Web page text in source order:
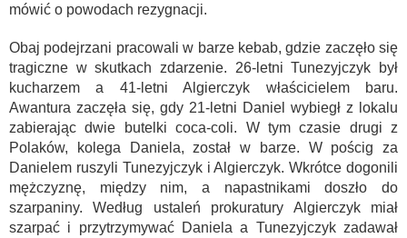
mówić o powodach rezygnacji.
Obaj podejrzani pracowali w barze kebab, gdzie zaczęło się
tragiczne w skutkach zdarzenie. 26-letni Tunezyjczyk był
kucharzem a 41-letni Algierczyk właścicielem baru.
Awantura zaczęła się, gdy 21-letni Daniel wybiegł z lokalu
zabierając dwie butelki coca-coli. W tym czasie drugi z
Polaków, kolega Daniela, został w barze. W pościg za
Danielem ruszyli Tunezyjczyk i Algierczyk. Wkrótce dogonili
mężczyznę, między nim, a napastnikami doszło do
szarpaniny. Według ustaleń prokuratury Algierczyk miał
szarpać i przytrzymywać Daniela a Tunezyjczyk zadawał